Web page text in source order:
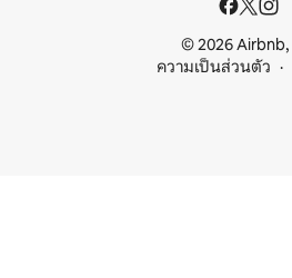
© 2026 Airbnb,
ความเป็นส่วนตัว